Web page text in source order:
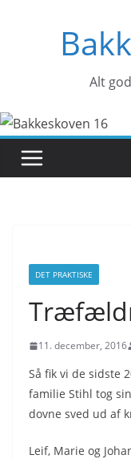
Alt
DET PRAKTISKE
11. december, 2016
Så fik vi de sidste
familie Stihl tog
dovne sved ud af
Leif, Marie og